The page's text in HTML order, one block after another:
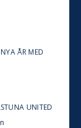
ÅR MED
UNITED